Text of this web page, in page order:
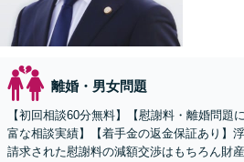
離婚・男女問題
【初回相談60分無料】【慰謝料・離婚問題
富な相談実績】【着手金の返金保証あり】
請求された慰謝料の減額交渉はもちろん財